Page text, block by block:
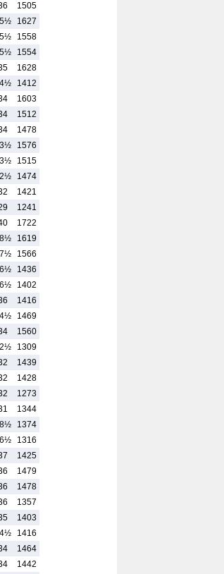
1505
1627
1558
1554
1628
1412
1603
1512
1478
1576
1515
1474
1421
1241
1722
1619
1566
1436
1402
1416
1469
1560
1309
1439
1428
1273
1344
1374
1316
1425
1479
1478
1357
1403
1416
1464
1442